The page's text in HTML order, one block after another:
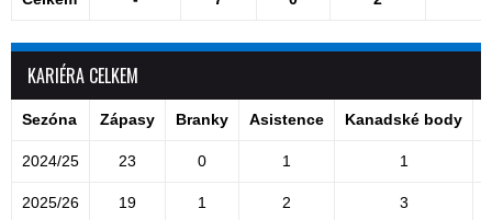
KARIÉRA CELKEM
Sezóna Zápasy Branky Asistence Kanadské body
2024/25 23 0 1 1
2025/26 19 1 2 3